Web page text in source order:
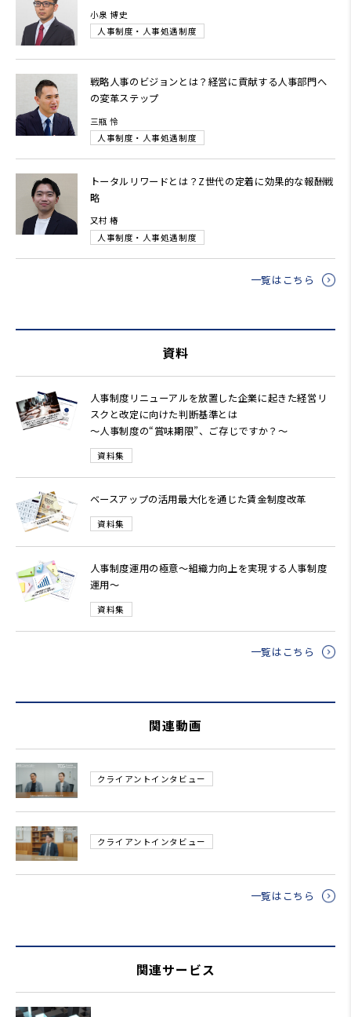
小泉 博史
人事制度・人事処遇制度
戦略人事のビジョンとは？経営に貢献する人事部門へ
の変革ステップ
三瓶 怜
人事制度・人事処遇制度
トータルリワードとは？Z世代の定着に効果的な報酬戦
略
又村 椿
人事制度・人事処遇制度
一覧はこちら
資料
人事制度リニューアルを放置した企業に起きた経営リ
スクと改定に向けた判断基準とは
～人事制度の“賞味期限”、ご存じですか？～
資料集
ベースアップの活用最大化を通じた賃金制度改革
資料集
人事制度運用の極意～組織力向上を実現する人事制度
運用～
資料集
一覧はこちら
関連動画
クライアントインタビュー
クライアントインタビュー
一覧はこちら
関連サービス